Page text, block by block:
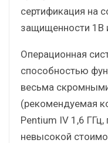
сертификация на
защищенности 1В
Операционная
способностью
весьма
(рекомендуемая
Pentium IV 1,6
невысокой